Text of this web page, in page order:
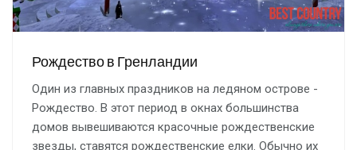
Рождество в Гренландии
Один из главных праздников на ледяном острове -
Рождество. В этот период в окнах большинства
домов вывешиваются красочные рождественские
звезды, ставятся рождественские елки. Обычно их